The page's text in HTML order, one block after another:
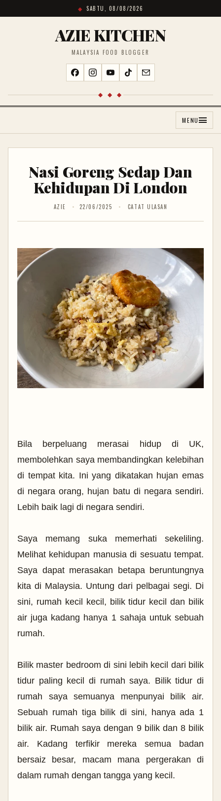
SABTU, 08/08/2026
AZIE KITCHEN
MALAYSIA FOOD BLOGGER
◆ ◆ ◆
MENU
Nasi Goreng Sedap Dan
Kehidupan Di London
AZIE 22/06/2025 CATAT ULASAN
Bila berpeluang merasai hidup di UK,
membolehkan saya membandingkan kelebihan
di tempat kita. Ini yang dikatakan hujan emas
di negara orang, hujan batu di negara sendiri.
Lebih baik lagi di negara sendiri.
Saya memang suka memerhati sekeliling.
Melihat kehidupan manusia di sesuatu tempat.
Saya dapat merasakan betapa beruntungnya
kita di Malaysia. Untung dari pelbagai segi. Di
sini, rumah kecil kecil, bilik tidur kecil dan bilik
air juga kadang hanya 1 sahaja untuk sebuah
rumah.
Bilik master bedroom di sini lebih kecil dari bilik
tidur paling kecil di rumah saya. Bilik tidur di
rumah saya semuanya menpunyai bilik air.
Sebuah rumah tiga bilik di sini, hanya ada 1
bilik air. Rumah saya dengan 9 bilik dan 8 bilik
air. Kadang terfikir mereka semua badan
bersaiz besar, macam mana pergerakan di
dalam rumah dengan tangga yang kecil.